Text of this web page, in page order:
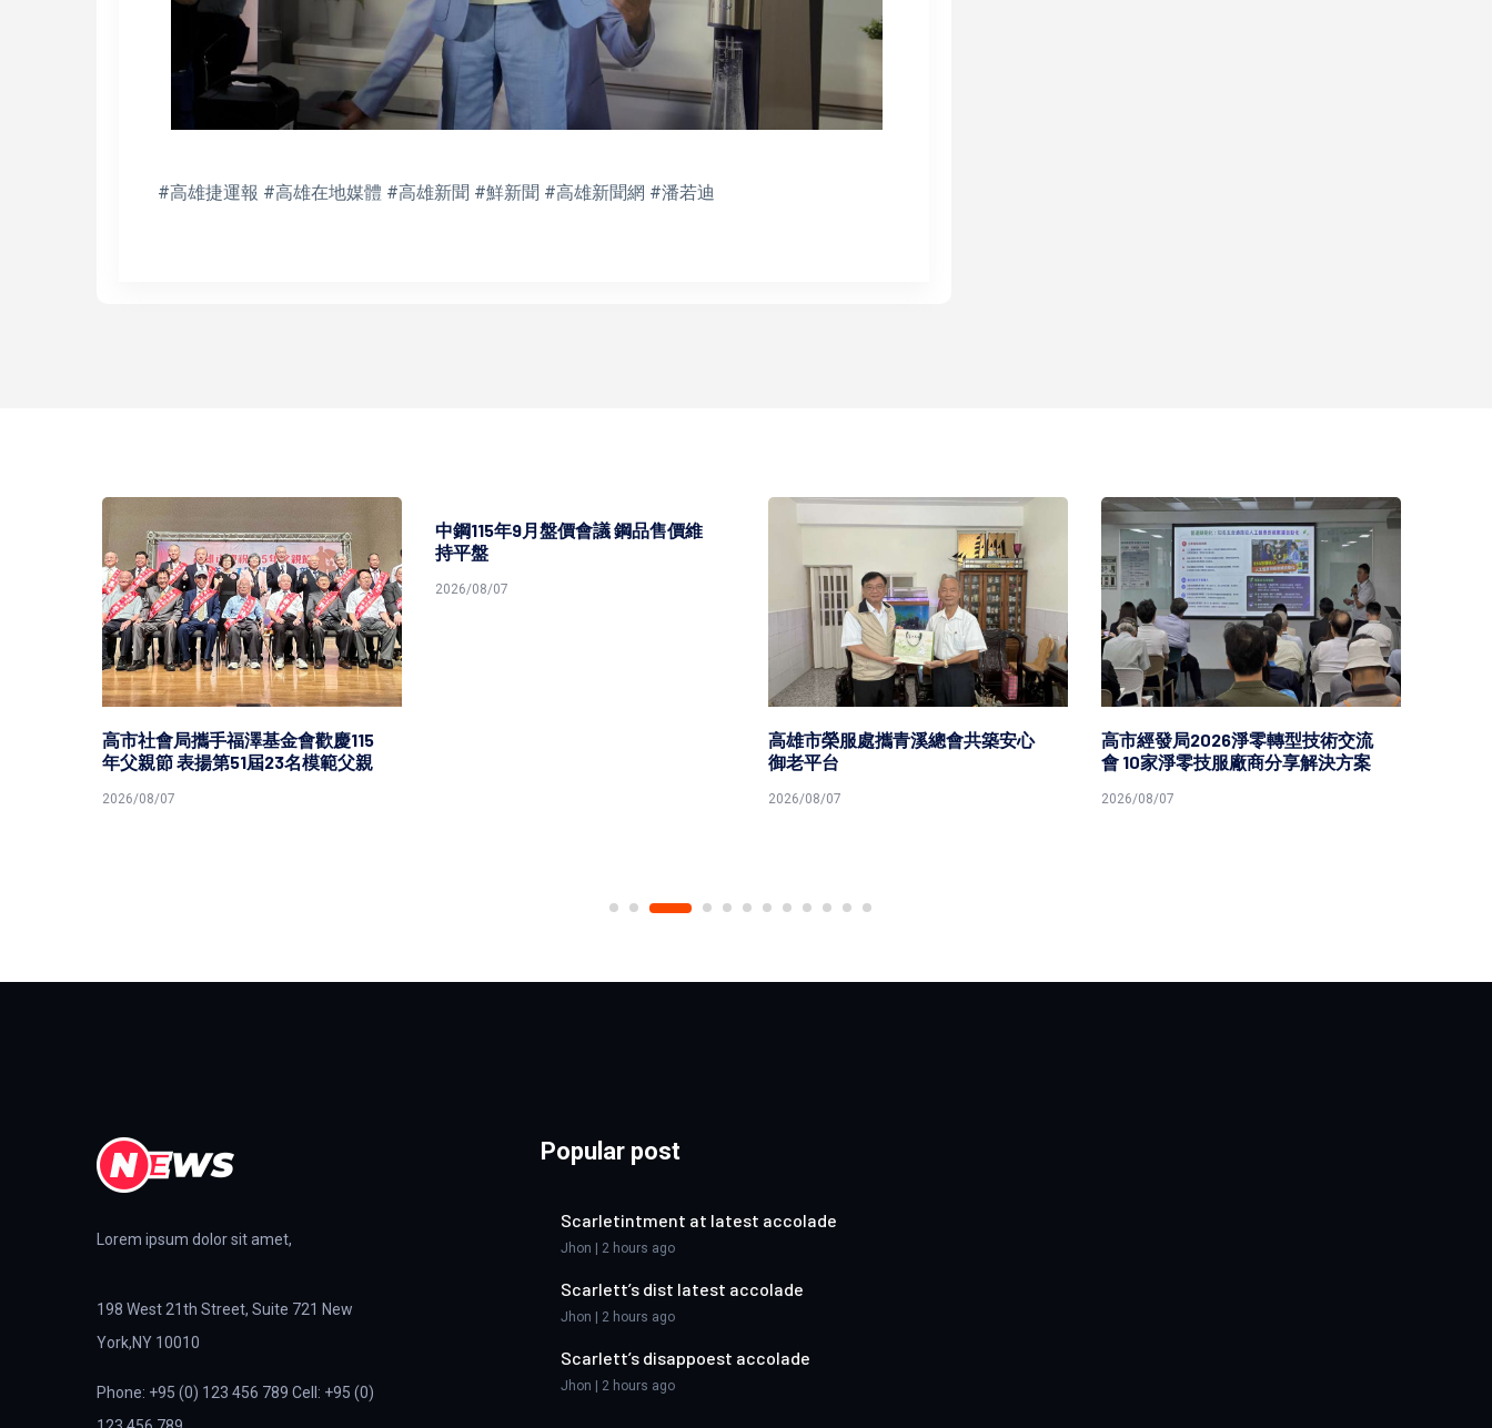
#高雄捷運報 #高雄在地媒體 #高雄新聞 #鮮新聞 #高雄新聞網 #潘若迪
高市社會局攜手福澤基金會歡慶115
年父親節 表揚第51屆23名模範父親
2026/08/07
中鋼115年9月盤價會議 鋼品售價維
持平盤
2026/08/07
高雄市榮服處攜青溪總會共築安心
御老平台
2026/08/07
高市經發局2026淨零轉型技術交流
會 10家淨零技服廠商分享解決方案
2026/08/07
Lorem ipsum dolor sit amet,
198 West 21th Street, Suite 721 New
York,NY 10010
Phone: +95 (0) 123 456 789 Cell: +95 (0)
Popular post
Scarletintment at latest accolade
Jhon | 2 hours ago
Scarlett’s dist latest accolade
Jhon | 2 hours ago
Scarlett’s disappoest accolade
Jhon | 2 hours ago